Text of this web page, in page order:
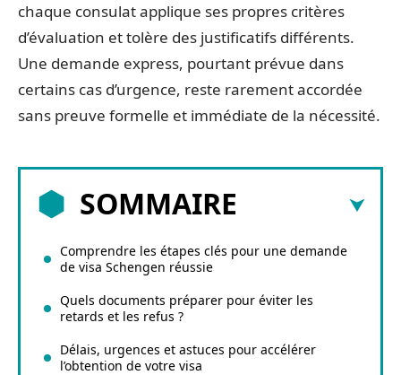
chaque consulat applique ses propres critères
d’évaluation et tolère des justificatifs différents.
Une demande express, pourtant prévue dans
certains cas d’urgence, reste rarement accordée
sans preuve formelle et immédiate de la nécessité.
SOMMAIRE
Comprendre les étapes clés pour une demande
de visa Schengen réussie
Quels documents préparer pour éviter les
retards et les refus ?
Délais, urgences et astuces pour accélérer
l’obtention de votre visa